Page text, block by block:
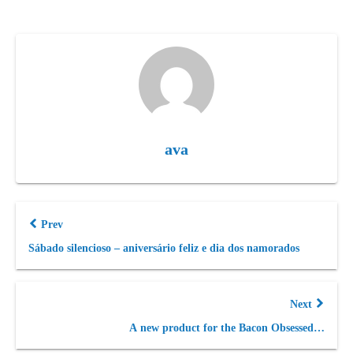
ava
Prev
Sábado silencioso – aniversário feliz e dia dos namorados
Next
A new product for the Bacon Obsessed…